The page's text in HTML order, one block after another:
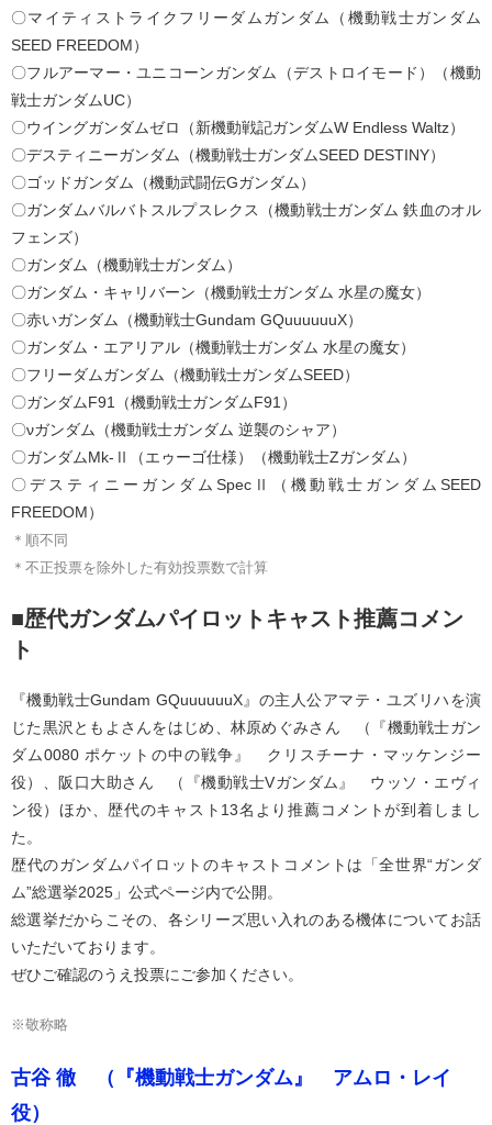
〇マイティストライクフリーダムガンダム（機動戦士ガンダム
SEED FREEDOM）
〇フルアーマー・ユニコーンガンダム（デストロイモード）（機動
戦士ガンダムUC）
〇ウイングガンダムゼロ（新機動戦記ガンダムW Endless Waltz）
〇デスティニーガンダム（機動戦士ガンダムSEED DESTINY）
〇ゴッドガンダム（機動武闘伝Gガンダム）
〇ガンダムバルバトスルプスレクス（機動戦士ガンダム 鉄血のオル
フェンズ）
〇ガンダム（機動戦士ガンダム）
〇ガンダム・キャリバーン（機動戦士ガンダム 水星の魔女）
〇赤いガンダム（機動戦士Gundam GQuuuuuuX）
〇ガンダム・エアリアル（機動戦士ガンダム 水星の魔女）
〇フリーダムガンダム（機動戦士ガンダムSEED）
〇ガンダムF91（機動戦士ガンダムF91）
〇νガンダム（機動戦士ガンダム 逆襲のシャア）
〇ガンダムMk-Ⅱ（エゥーゴ仕様）（機動戦士Ζガンダム）
〇デスティニーガンダムSpecⅡ（機動戦士ガンダムSEED
FREEDOM）
＊順不同
＊不正投票を除外した有効投票数で計算
■歴代ガンダムパイロットキャスト推薦コメン
ト
『機動戦士Gundam GQuuuuuuX』の主人公アマテ・ユズリハを演
じた黒沢ともよさんをはじめ、林原めぐみさん （『機動戦士ガン
ダム0080 ポケットの中の戦争』 クリスチーナ・マッケンジー
役）、阪口大助さん （『機動戦士Vガンダム』 ウッソ・エヴィ
ン役）ほか、歴代のキャスト13名より推薦コメントが到着しまし
た。
歴代のガンダムパイロットのキャストコメントは「全世界“ガンダ
ム”総選挙2025」公式ページ内で公開。
総選挙だからこその、各シリーズ思い入れのある機体についてお話
いただいております。
ぜひご確認のうえ投票にご参加ください。
※敬称略
古谷 徹 （『機動戦士ガンダム』 アムロ・レイ
役）